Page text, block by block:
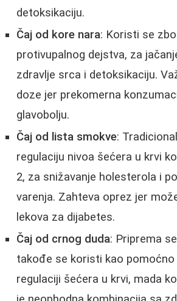
detoksikaciju.
Čaj od kore nara: Koristi se
protivupalnog dejstva, za
zdravlje srca i detoksikaciju.
doze jer prekomerna
glavobolju.
Čaj od lista smokve:
regulaciju nivoa šećera u krvi
2, za snižavanje holesterola i
varenja. Zahteva oprez jer
lekova za dijabetes.
Čaj od crnog duda: Priprema
takođe se koristi kao
regulaciji šećera u krvi, mada